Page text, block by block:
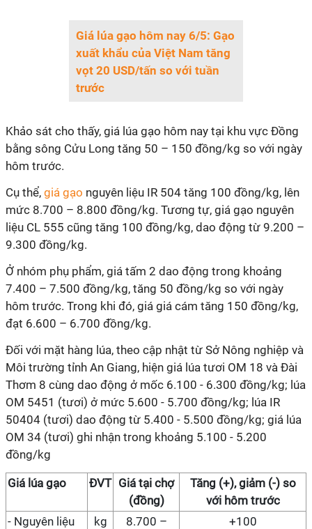
Giá lúa gạo hôm nay 6/5: Gạo
xuất khẩu của Việt Nam tăng
vọt 20 USD/tấn so với tuần
trước
Khảo sát cho thấy, giá lúa gạo hôm nay tại khu vực Đồng
bằng sông Cửu Long tăng 50 – 150 đồng/kg so với ngày
hôm trước.
Cụ thể, giá gạo nguyên liệu IR 504 tăng 100 đồng/kg, lên
mức 8.700 – 8.800 đồng/kg. Tương tự, giá gạo nguyên
liệu CL 555 cũng tăng 100 đồng/kg, dao động từ 9.200 –
9.300 đồng/kg.
Ở nhóm phụ phẩm, giá tấm 2 dao động trong khoảng
7.400 – 7.500 đồng/kg, tăng 50 đồng/kg so với ngày
hôm trước. Trong khi đó, giá giá cám tăng 150 đồng/kg,
đạt 6.600 – 6.700 đồng/kg.
Đối với mặt hàng lúa, theo cập nhật từ Sở Nông nghiệp và
Môi trường tỉnh An Giang, hiện giá lúa tươi OM 18 và Đài
Thơm 8 cùng dao động ở mốc 6.100 - 6.300 đồng/kg; lúa
OM 5451 (tươi) ở mức 5.600 - 5.700 đồng/kg; lúa IR
50404 (tươi) dao động từ 5.400 - 5.500 đồng/kg; giá lúa
OM 34 (tươi) ghi nhận trong khoảng 5.100 - 5.200
đồng/kg
Giá lúa gạo ĐVT Giá tại chợ
(đồng)
Tăng (+), giảm (-) so
với hôm trước
- Nguyên liệu
kg
8.700 –
+100